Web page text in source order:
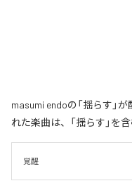
masumi endoの「揺らす」
れた楽曲は、「揺らす」を
覚醒